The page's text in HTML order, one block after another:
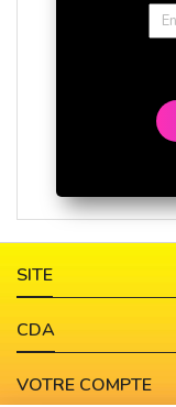
SITE
CDA
VOTRE COMPTE